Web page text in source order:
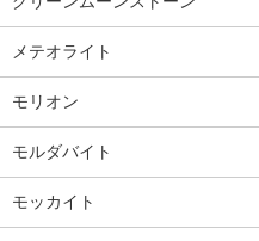
メテオライト
モリオン
モルダバイト
モッカイト